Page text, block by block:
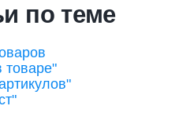
по теме